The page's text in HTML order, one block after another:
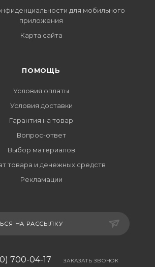
для мобильного
приложения
Карта сайта
ПОМОЩЬ
Условия оплаты
Условия доставки
Гарантия на товар
Вопрос-ответ
Выбор материалов
товара и денежных средств
Рекламации
НА РАССЫЛКУ
700-04-17 ЗАКАЗАТЬ ЗВОНОК